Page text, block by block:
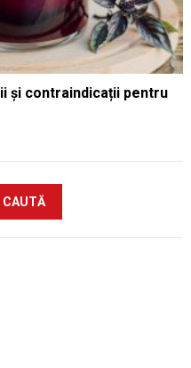
și contraindicații pentru